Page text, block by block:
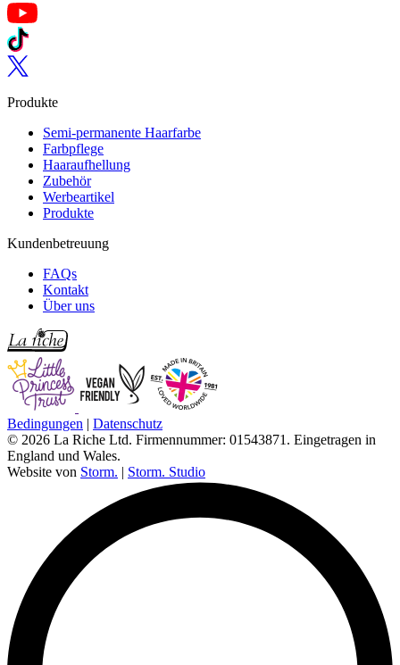
Follow us on YouTube
Follow us on TikTok
Follow us on Twitter
Produkte
Semi-permanente Haarfarbe
Farbpflege
Haaraufhellung
Zubehör
Werbeartikel
Produkte
Kundenbetreuung
FAQs
Kontakt
Über uns
Bedingungen | Datenschutz
© 2026 La Riche Ltd. Firmennummer: 01543871. Eingetragen in
England und Wales.
Website von Storm. | Storm. Studio